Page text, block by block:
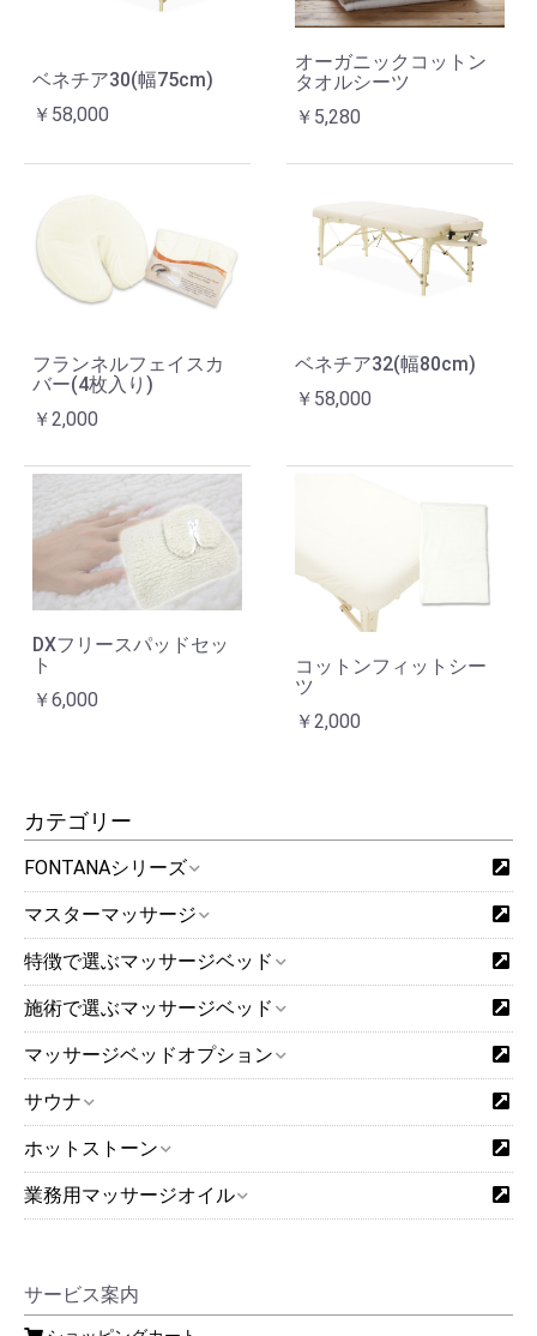
カテゴリー
FONTANAシリーズ
マスターマッサージ
特徴で選ぶマッサージベッド
施術で選ぶマッサージベッド
マッサージベッドオプション
サウナ
ホットストーン
業務用マッサージオイル
サービス案内
ベネチア30(幅75cm)
￥58,000
オーガニックコットン
タオルシーツ
￥5,280
フランネルフェイスカ
バー(4枚入り)
￥2,000
ベネチア32(幅80cm)
￥58,000
DXフリースパッドセッ
ト
￥6,000
コットンフィットシー
ツ
￥2,000